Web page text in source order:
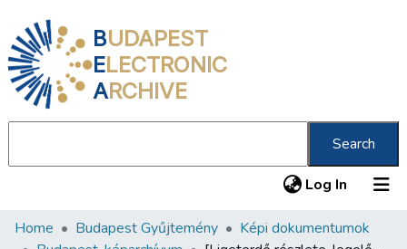
BUDAPEST
ELECTRONIC
ARCHIVE
Search
Log In (current)
Communities & Collections
Home Budapest Gyűjtemény
Képi dokumentumok